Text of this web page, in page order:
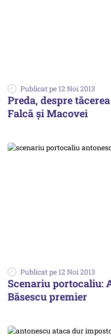
Publicat pe 12 Noi 2013
Preda, despre
Falcă și Macovei
Publicat pe 12 Noi 2013
Scenariu portocaliu:
Băsescu premier